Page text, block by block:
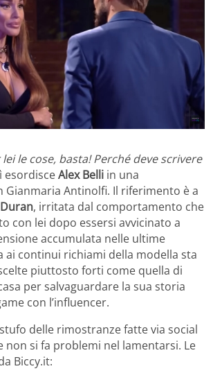
le cose, basta! Perché deve scrivere
esordisceAlex Belli in una
Gianmaria Antinolfi. Il riferimento è a
, irritata dal comportamento che
con lei dopo essersi avvicinato a
accumulata nelle ultime
ai continui richiami della modella sta
piuttosto forti come quella di
per salvaguardare la sua storia
con l’influencer.
delle rimostranze fatte via social
non si fa problemi nel lamentarsi. Le
Biccy.it: